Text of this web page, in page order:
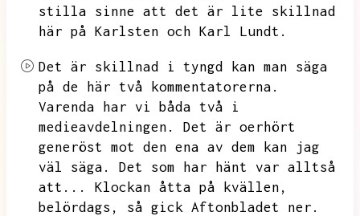
stilla sinne att det är lite skillnad
här på Karlsten och Karl Lundt.
Det är skillnad i tyngd kan man säga
på de här två kommentatorerna.
Varenda har vi båda två i
medieavdelningen.
Det är oerhört
generöst mot den ena av dem kan jag
väl säga.
Det som har hänt var alltså
att...
Klockan åtta på kvällen,
belördags,
så gick Aftonbladet ner.